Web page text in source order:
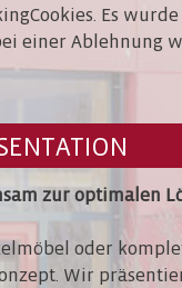
zur optimalen
oder
Wir
Es
einer